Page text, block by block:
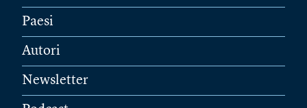
Paesi
Autori
Newsletter